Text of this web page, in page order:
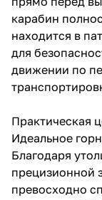
карабин
находится в
для
движении по
Практическая
Идеальное
Благодаря
прецизионной
превосходно